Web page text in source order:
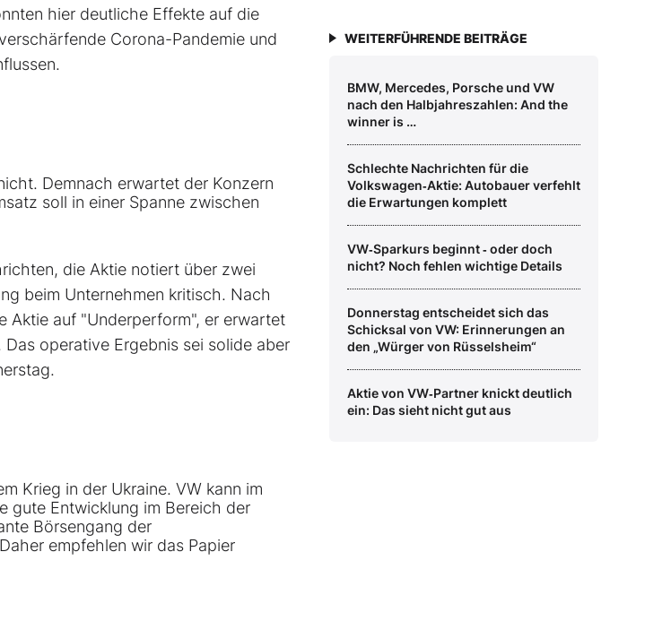
hier deutliche Effekte auf die
Corona-Pandemie und
Demnach erwartet der Konzern
soll in einer Spanne zwischen
die Aktie notiert über zwei
beim Unternehmen kritisch. Nach
Aktie auf "Underperform", er erwartet
operative Ergebnis sei solide aber
Krieg in der Ukraine. VW kann im
gute Entwicklung im Bereich der
Börsengang der
empfehlen wir das Papier
WEITERFÜHRENDE BEITRÄGE
BMW, Mercedes, Porsche und VW
nach den Halbjahreszahlen: And the
winner is …
Schlechte Nachrichten für die
Volkswagen‑Aktie: Autobauer verfehlt
die Erwartungen komplett
VW‑Sparkurs beginnt ‑ oder doch
nicht? Noch fehlen wichtige Details
Donnerstag entscheidet sich das
Schicksal von VW: Erinnerungen an
den „Würger von Rüsselsheim“
Aktie von VW‑Partner knickt deutlich
ein: Das sieht nicht gut aus